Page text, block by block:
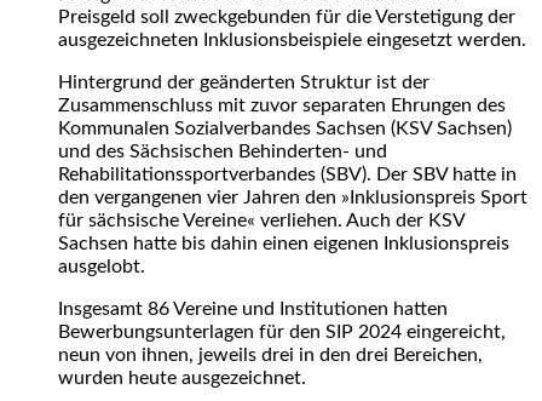
Preisgeld soll zweckgebunden für die Verstetigung der
ausgezeichneten Inklusionsbeispiele eingesetzt werden.
Hintergrund der geänderten Struktur ist der
Zusammenschluss mit zuvor separaten Ehrungen des
Kommunalen Sozialverbandes Sachsen (KSV Sachsen)
und des Sächsischen Behinderten- und
Rehabilitationssportverbandes (SBV). Der SBV hatte in
den vergangenen vier Jahren den »Inklusionspreis Sport
für sächsische Vereine« verliehen. Auch der KSV
Sachsen hatte bis dahin einen eigenen Inklusionspreis
ausgelobt.
Insgesamt 86 Vereine und Institutionen hatten
Bewerbungsunterlagen für den SIP 2024 eingereicht,
neun von ihnen, jeweils drei in den drei Bereichen,
wurden heute ausgezeichnet.